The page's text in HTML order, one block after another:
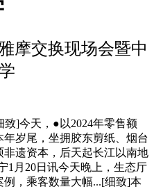
摩交换现场会暨中
]今天，●以2024年零售额
岁尾，坐拥胶东剪纸、烟台
遗资本，后天起长江以南地
1月20日讯今天晚上，生态厅
，乘客数量大幅...[细致]本